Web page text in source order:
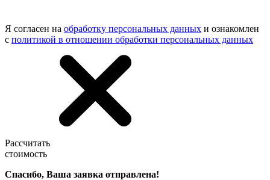
Я согласен на обработку персональных данных и ознакомлен
с политикой в отношении обработки персональных данных
Рассчитать
стоимость
Спасибо, Ваша заявка отправлена!